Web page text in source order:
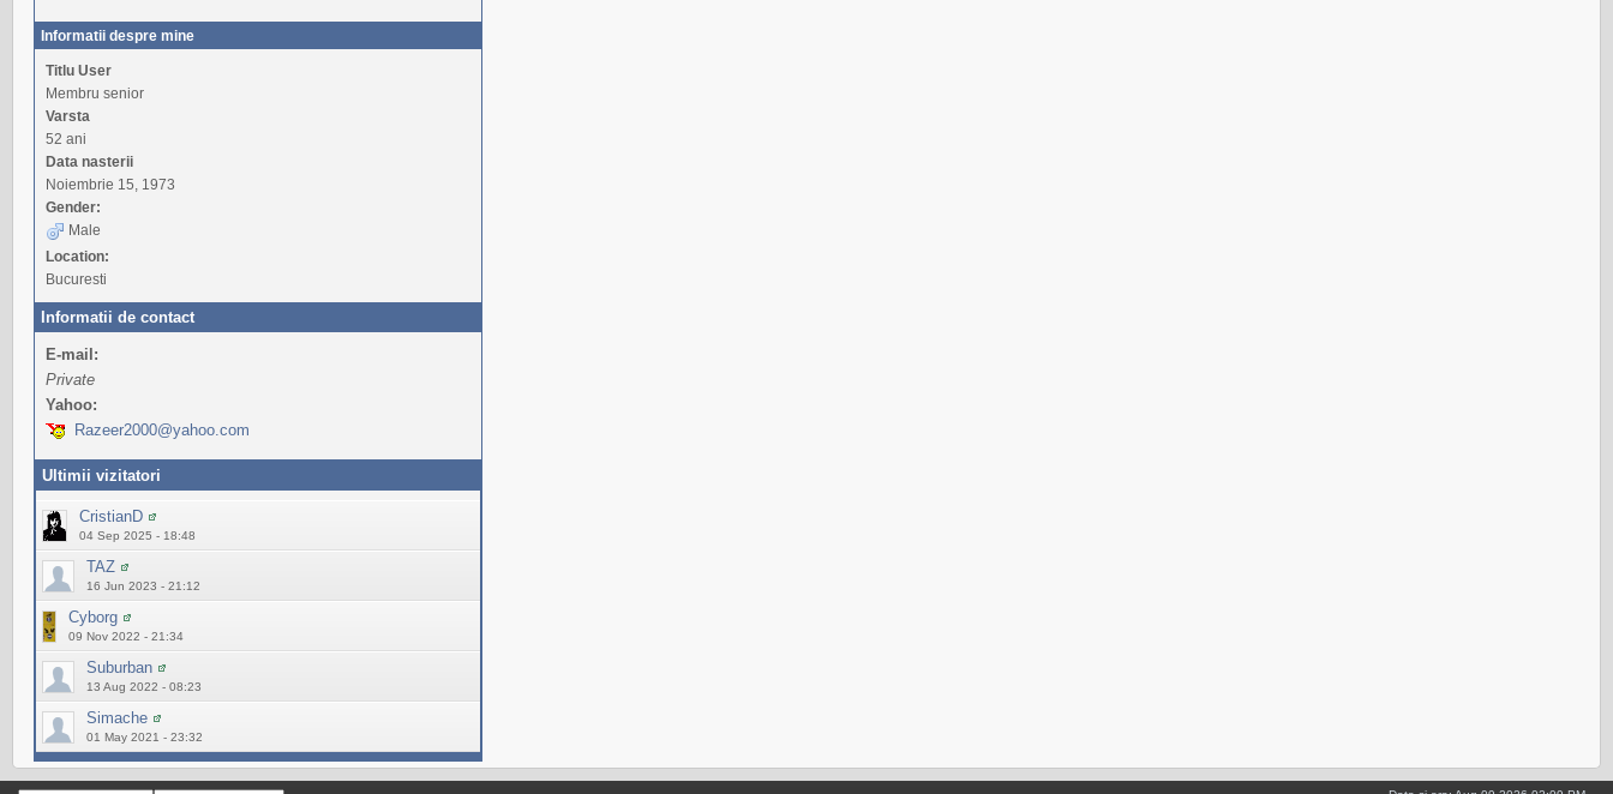
Informatii despre mine
Titlu User
Membru senior
Varsta
52 ani
Data nasterii
Noiembrie 15, 1973
Gender:
Male
Location:
Bucuresti
Informatii de contact
E-mail:
Private
Yahoo:
Razeer2000@yahoo.com
Ultimii vizitatori
CristianD
04 Sep 2025 - 18:48
TAZ
16 Jun 2023 - 21:12
Cyborg
09 Nov 2022 - 21:34
Suburban
13 Aug 2022 - 08:23
Simache
01 May 2021 - 23:32